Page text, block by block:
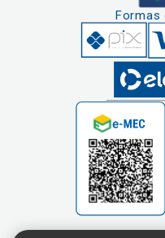
Formas